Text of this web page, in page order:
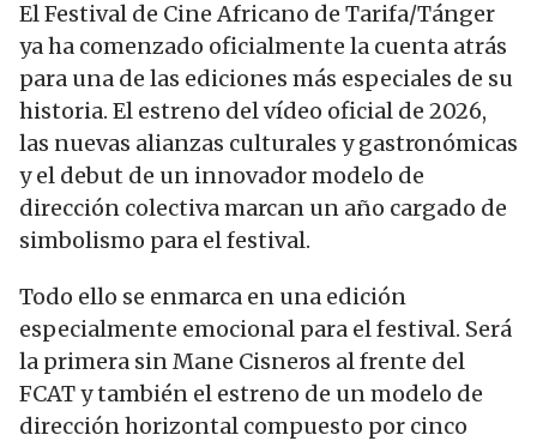
El Festival de Cine Africano de Tarifa/Tánger
ya ha comenzado oficialmente la cuenta atrás
para una de las ediciones más especiales de su
historia. El estreno del vídeo oficial de 2026,
las nuevas alianzas culturales y gastronómicas
y el debut de un innovador modelo de
dirección colectiva marcan un año cargado de
simbolismo para el festival.
Todo ello se enmarca en una edición
especialmente emocional para el festival. Será
la primera sin Mane Cisneros al frente del
FCAT y también el estreno de un modelo de
dirección horizontal compuesto por cinco